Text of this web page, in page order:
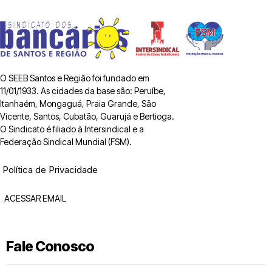
O SEEB Santos e Região foi fundado em
11/01/1933. As cidades da base são: Peruíbe,
Itanhaém, Mongaguá, Praia Grande, São
Vicente, Santos, Cubatão, Guarujá e Bertioga.
O Sindicato é filiado à Intersindical e a
Federação Sindical Mundial (FSM).
Política de Privacidade
ACESSAR EMAIL
Fale Conosco